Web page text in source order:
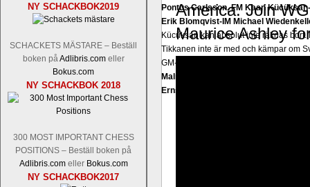
NY SCHACKBOK2019
SCHACKETS MÄSTARE – Beställ
boken på Adlibris.comeller
Bokus.com
NY SCHACKBOK 2018
300 MOST IMPORTANT CHESS
POSITIONS – Beställ boken på
Adlibris.comeller Bokus.com
NY SCHACKBOK2017
Pontus Carlsson, FM Kaan
Erik Blomqvist-IM Michael
Kücüksan kan absolut inte räknas
Tikkanen inte är med och kämpar om
GM-status, och Tikkanen är säkert
Malmstig-IM Tommy Andersson, IM
Ernst.
America. Join
Maurice Ashley